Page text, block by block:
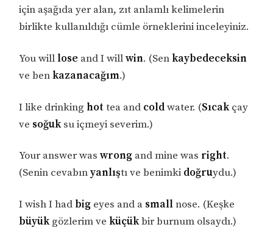
için aşağıda yer alan, zıt anlamlı kelimelerin
birlikte kullanıldığı cümle örneklerini inceleyiniz.
You willlose and I willwin. (Senkaybedeceksin
ve benkazanacağım.)
I like drinkinghot tea and coldwater. (Sıcakçay
ve soğuksu içmeyi severim.)
Your answer waswrong and mine was right.
(Senin cevabınyanlıştı ve benimki doğruydu.)
I wish I hadbig eyes and a smallnose. (Keşke
büyükgözlerim veküçükbir burnum olsaydı.)